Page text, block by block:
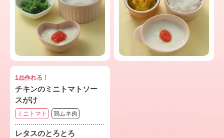
1品作れる！
チキンのミニトマトソー
スがけ
ミニトマト 鶏ムネ肉
レタスのとろとろ